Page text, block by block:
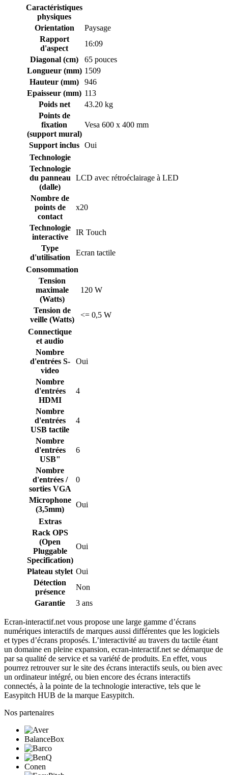
Caractéristiques
physiques
Orientation
Paysage
Rapport
d'aspect
16:09
Diagonal (cm)
65 pouces
Longueur (mm) 1509
Hauteur (mm)
946
Epaisseur (mm) 113
Poids net
43.20 kg
Points de
fixation
(support mural)
Vesa 600 x 400 mm
Support inclus Oui
Technologie
Technologie
du panneau
(dalle)
LCD avec rétroéclairage à LED
Nombre de
points de
contact
x20
Technologie
interactive
IR Touch
Type
d'utilisation
Ecran tactile
Consommation
Tension
maximale
(Watts)
120 W
Tension de
veille (Watts)
<= 0,5 W
Connectique
et audio
Nombre
d'entrées S-
video
Oui
Nombre
d'entrées
HDMI
4
Nombre
d'entrées
USB tactile
4
Nombre
d'entrées
USB"
6
Nombre
d'entrées /
sorties VGA
0
Microphone
(3,5mm)
Oui
Extras
Rack OPS
(Open
Pluggable
Specification)
Oui
Plateau stylet Oui
Détection
présence
Non
Garantie
3 ans
Ecran-interactif.net vous propose une large gamme d’écrans
numériques interactifs de marques aussi différentes que les logiciels
et types d’écrans proposés. L’interactivité au travers du tactile étant
un domaine en pleine expansion, ecran-interactif.net se démarque de
par sa qualité de service et sa variété de produits. En effet, vous
pourrez retrouver sur le site des écrans interactifs seuls, ou bien avec
un ordinateur intégré, ou bien encore des écrans interactifs
connectés, à la pointe de la technologie interactive, tels que le
Easypitch HUB de la marque Easypitch.
Nos partenaires
BalanceBox
Conen